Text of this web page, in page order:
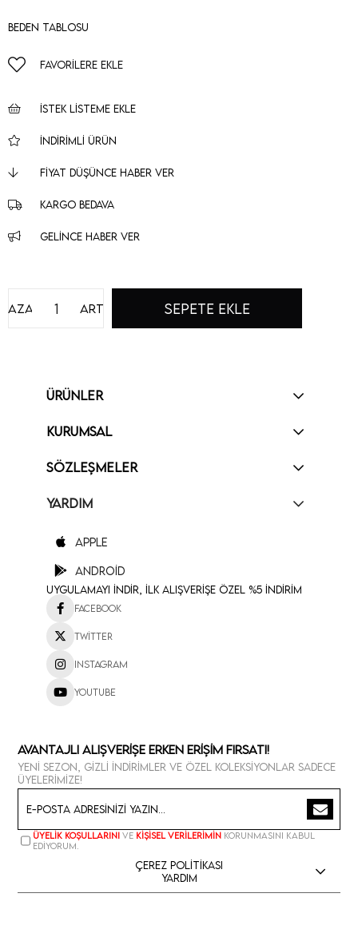
Beden Tablosu
FAVORILERE EKLE
İSTEK LISTEME EKLE
İNDIRIMLI ÜRÜN
FIYAT DÜŞÜNCE HABER VER
KARGO BEDAVA
GELINCE HABER VER
Artır
Azalt
ÜRÜNLER
KURUMSAL
SÖZLEŞMELER
YARDIM
Apple
Android
Uygulamayı İndir, İlk Alışverişe Özel %5 İndirim
Facebook
Twitter
Instagram
Youtube
Avantajlı Alışverişe Erken Erişim Fırsatı!
Yeni sezon, gizli indirimler ve özel koleksiyonlar sadece
üyelerimize!
Üyelik koşullarını ve kişisel verilerimin korunmasını kabul
ediyorum.
Çerez Politikası
Yardım